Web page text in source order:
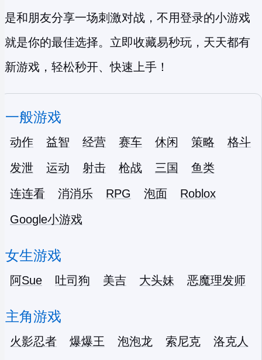
是和朋友分享一场刺激对战，不用登录的小游戏
就是你的最佳选择。立即收藏易秒玩，天天都有
新游戏，轻松秒开、快速上手！
一般游戏
动作 益智 经营 赛车 休闲 策略
格斗
发泄
运动 射击 枪战 三国
鱼类
连连看
消消乐 RPG 泡面
Roblox
Google小游戏
女生游戏
阿Sue 吐司狗 美吉 大头妹 恶魔理发师
主角游戏
火影忍者 爆爆王 泡泡龙 索尼克
洛克人